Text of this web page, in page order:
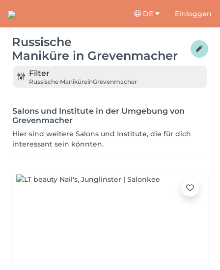
DE Einloggen
Russische
Maniküre in Grevenmacher
Filter
Russische ManiküreinGrevenmacher
Salons und Institute in der Umgebung von
Grevenmacher
Hier sind weitere Salons und Institute, die für dich
interessant sein könnten.